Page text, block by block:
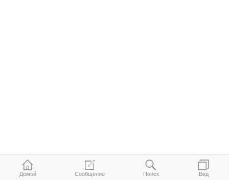
Домой Сообщение Поиск Вид